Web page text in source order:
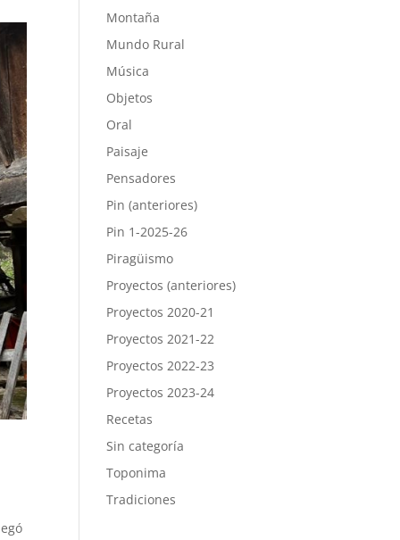
Montaña
Mundo Rural
Música
Objetos
Oral
Paisaje
Pensadores
Pin (anteriores)
Pin 1-2025-26
Piragüismo
Proyectos (anteriores)
Proyectos 2020-21
Proyectos 2021-22
Proyectos 2022-23
Proyectos 2023-24
Recetas
Sin categoría
Toponima
Tradiciones